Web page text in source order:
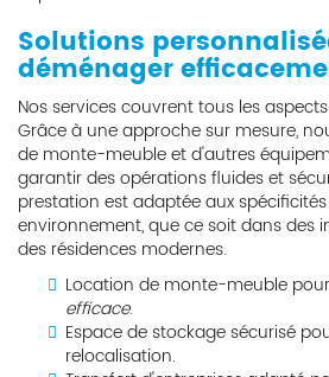
Solutions
déménager
Nos services couvrent tous les
Grâce à une approche sur mesure,
de monte-meuble et d'autres
garantir des opérations fluides et
prestation est adaptée aux
environnement, que ce soit dans des
des résidences modernes.
Location de monte-meuble
efficace.
Espace de stockage sécurisé
relocalisation.